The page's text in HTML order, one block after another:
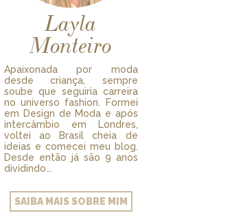
Layla
Monteiro
Apaixonada por moda
desde criança, sempre
soube que seguiria carreira
no universo fashion. Formei
em Design de Moda e após
intercâmbio em Londres,
voltei ao Brasil cheia de
ideias e comecei meu blog.
Desde então já são 9 anos
dividindo...
SAIBA MAIS SOBRE MIM